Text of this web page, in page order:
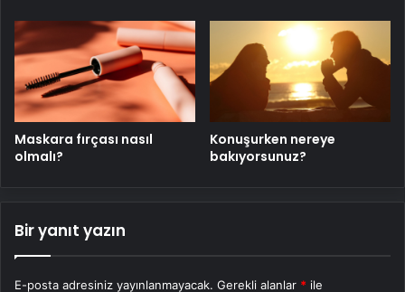
Maskara fırçası nasıl
olmalı?
Konuşurken nereye
bakıyorsunuz?
Bir yanıt yazın
E-posta adresiniz yayınlanmayacak. Gerekli alanlar * ile